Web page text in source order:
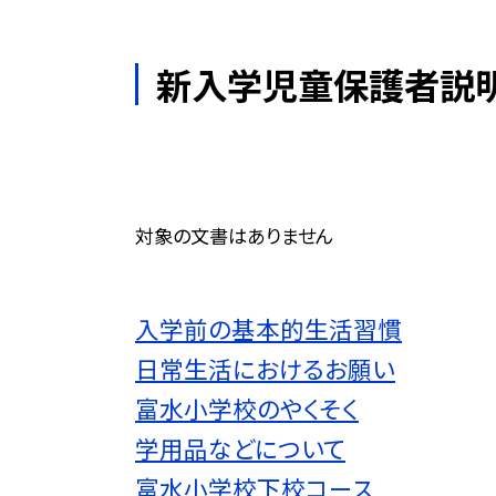
新入学児童保護者説
対象の文書はありません
入学前の基本的生活習慣
日常生活におけるお願い
富水小学校のやくそく
学用品などについて
富水小学校下校コース